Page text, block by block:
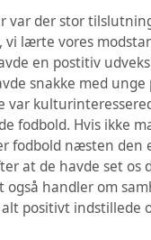
var der stor
vi lærte vores
en postitiv
snakke med unge
var
fodbold. Hvis ikke
fodbold næsten den
at de havde set os
også handler om
positivt indstillede